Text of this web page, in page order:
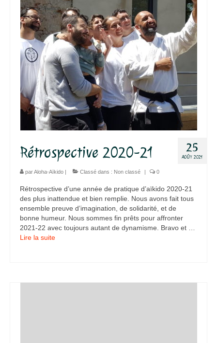
25
AOÛT 2021
Rétrospective 2020-21
parAloha-Aïkido | Classé dans : Non classé | 0
Rétrospective d’une année de pratique d’aïkido 2020-21
des plus inattendue et bien remplie. Nous avons fait tous
ensemble preuve d’imagination, de solidarité, et de
bonne humeur. Nous sommes fin prêts pour affronter
2021-22 avec toujours autant de dynamisme. Bravo et …
Lire la suite­­